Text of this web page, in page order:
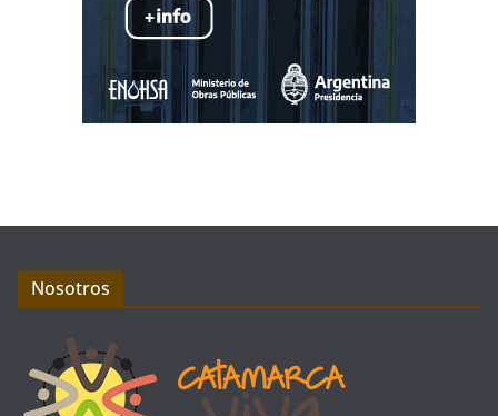
Nosotros